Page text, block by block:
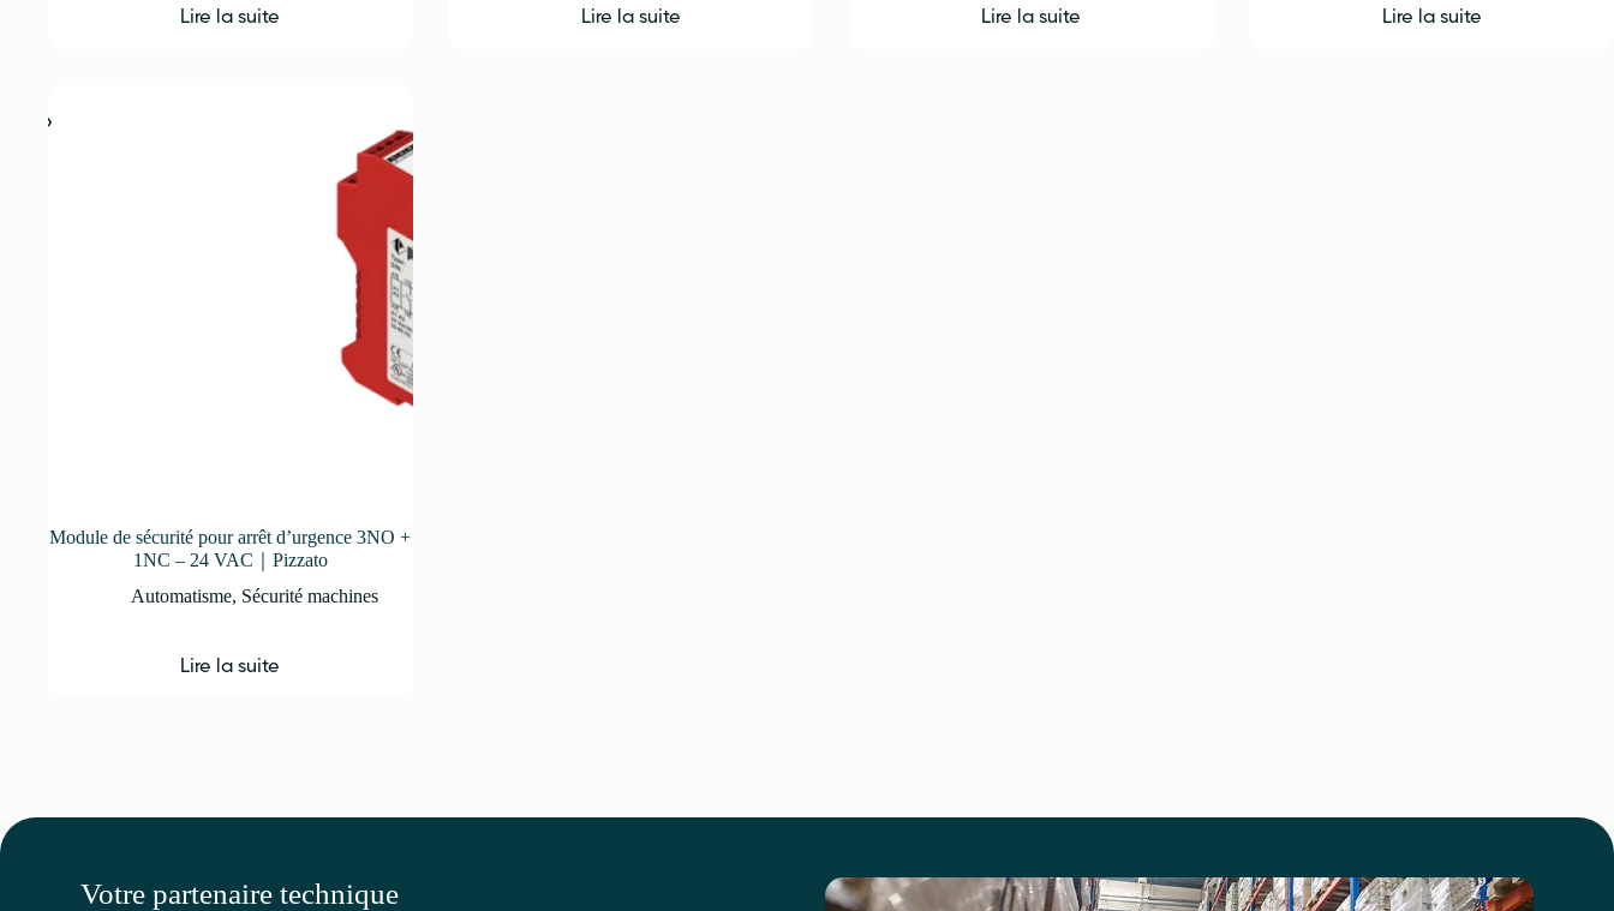
Lire la suite Lire la suite Lire la suite Lire la suite
Module de sécurité pour arrêt d’urgence 3NO +
1NC – 24 VAC｜Pizzato
Automatisme, Sécurité machines
Lire la suite
Votre partenaire technique